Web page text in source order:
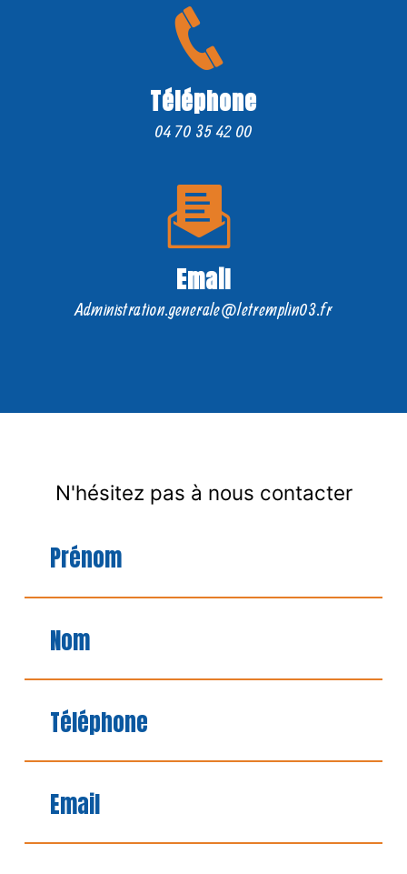
Téléphone
04 70 35 42 00
Email
administration.generale@letremplin03.fr
N'hésitez pas à nous contacter